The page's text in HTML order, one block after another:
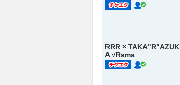
RRR × TAKA"R"AZUK
A √Rama